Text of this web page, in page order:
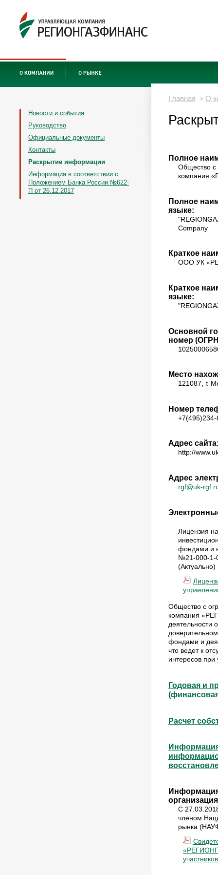
Новости и события
Руководство
Официальные документы
Контакты
Раскрытие информации
Информация в соответствии с
Положением Банка России №622-
П от 26.12.2017
Главная > О
Полное
Общество с
компания
Полное
языке:
Company
Краткое
ООО УК
Краткое
языке:
Основной
номер
Место
121087, г.
Номер
Адрес
http://
Адрес
rgf@uk-
Лицензия
фондами и
№21-000-1-
(Актуально)
Общество с
компания
деятельности
фондами и
что ведет к
интересов
Годовая и
Расчет
С
членом
рынка